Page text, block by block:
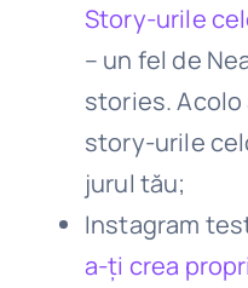
Story-urile
– un fel de
stories.
story-urile
jurul tău;
Instagram
a-ți crea